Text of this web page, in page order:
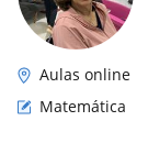
Aulas online
Matemática